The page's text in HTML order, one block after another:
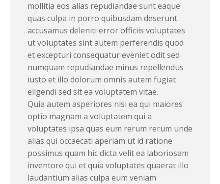
mollitia eos alias repudiandae sunt eaque
quas culpa in porro quibusdam deserunt
accusamus deleniti error officiis voluptates
ut voluptates sint autem perferendis quod
et excepturi consequatur eveniet odit sed
numquam repudiandae minus repellendus
iusto et illo dolorum omnis autem fugiat
eligendi sed sit ea voluptatem vitae.
Quia autem asperiores nisi ea qui maiores
optio magnam a voluptatem qui a
voluptates ipsa quas eum rerum rerum unde
alias qui occaecati aperiam ut id ratione
possimus quam hic dicta velit ea laboriosam
inventore qui et quia voluptates quaerat illo
laudantium alias culpa eum veniam